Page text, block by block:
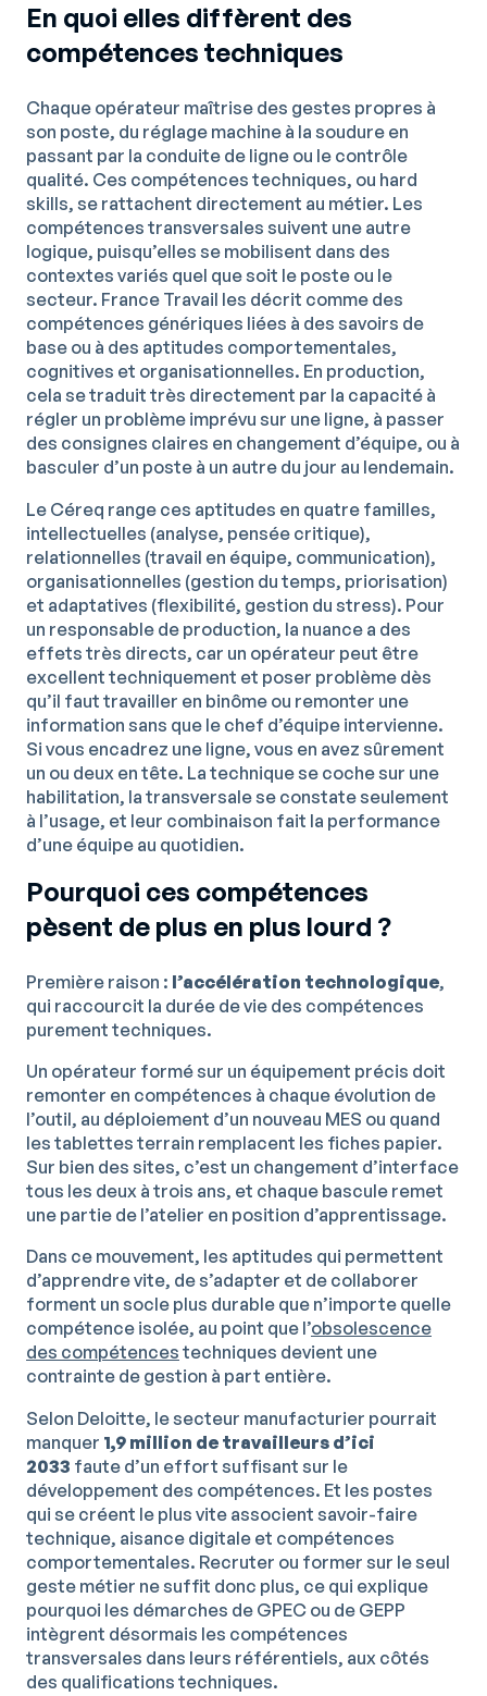
En quoi elles diffèrent des
compétences techniques
Chaque opérateur maîtrise des gestes propres à
son poste, du réglage machine à la soudure en
passant par la conduite de ligne ou le contrôle
qualité. Ces compétences techniques, ou hard
skills, se rattachent directement au métier. Les
compétences transversales suivent une autre
logique, puisqu’elles se mobilisent dans des
contextes variés quel que soit le poste ou le
secteur. France Travail les décrit comme des
compétences génériques liées à des savoirs de
base ou à des aptitudes comportementales,
cognitives et organisationnelles. En production,
cela se traduit très directement par la capacité à
régler un problème imprévu sur une ligne, à passer
des consignes claires en changement d’équipe, ou à
basculer d’un poste à un autre du jour au lendemain.
Le Céreq range ces aptitudes en quatre familles,
intellectuelles (analyse, pensée critique),
relationnelles (travail en équipe, communication),
organisationnelles (gestion du temps, priorisation)
et adaptatives (flexibilité, gestion du stress). Pour
un responsable de production, la nuance a des
effets très directs, car un opérateur peut être
excellent techniquement et poser problème dès
qu’il faut travailler en binôme ou remonter une
information sans que le chef d’équipe intervienne.
Si vous encadrez une ligne, vous en avez sûrement
un ou deux en tête. La technique se coche sur une
habilitation, la transversale se constate seulement
à l’usage, et leur combinaison fait la performance
d’une équipe au quotidien.
Pourquoi ces compétences
pèsent de plus en plus lourd ?
Première raison : l’accélération technologique,
qui raccourcit la durée de vie des compétences
purement techniques.
Un opérateur formé sur un équipement précis doit
remonter en compétences à chaque évolution de
l’outil, au déploiement d’un nouveau MES ou quand
les tablettes terrain remplacent les fiches papier.
Sur bien des sites, c’est un changement d’interface
tous les deux à trois ans, et chaque bascule remet
une partie de l’atelier en position d’apprentissage.
Dans ce mouvement, les aptitudes qui permettent
d’apprendre vite, de s’adapter et de collaborer
forment un socle plus durable que n’importe quelle
compétence isolée, au point que l’obsolescence
des compétences techniques devient une
contrainte de gestion à part entière.
Selon Deloitte, le secteur manufacturier pourrait
manquer 1,9 million de travailleurs d’ici
2033 faute d’un effort suffisant sur le
développement des compétences. Et les postes
qui se créent le plus vite associent savoir-faire
technique, aisance digitale et compétences
comportementales. Recruter ou former sur le seul
geste métier ne suffit donc plus, ce qui explique
pourquoi les démarches de GPEC ou de GEPP
intègrent désormais les compétences
transversales dans leurs référentiels, aux côtés
des qualifications techniques.